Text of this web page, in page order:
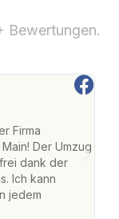
Bewertungen.
Firma
Der Umzug
dank der
Ich kann
jedem